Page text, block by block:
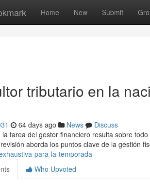
Home New Submit
tributario en la
64 days ago News
Discuss
la tarea del gestor financiero resulta sobre
aborda los puntos clave de la gestión
para-la-temporada
Who Upvoted